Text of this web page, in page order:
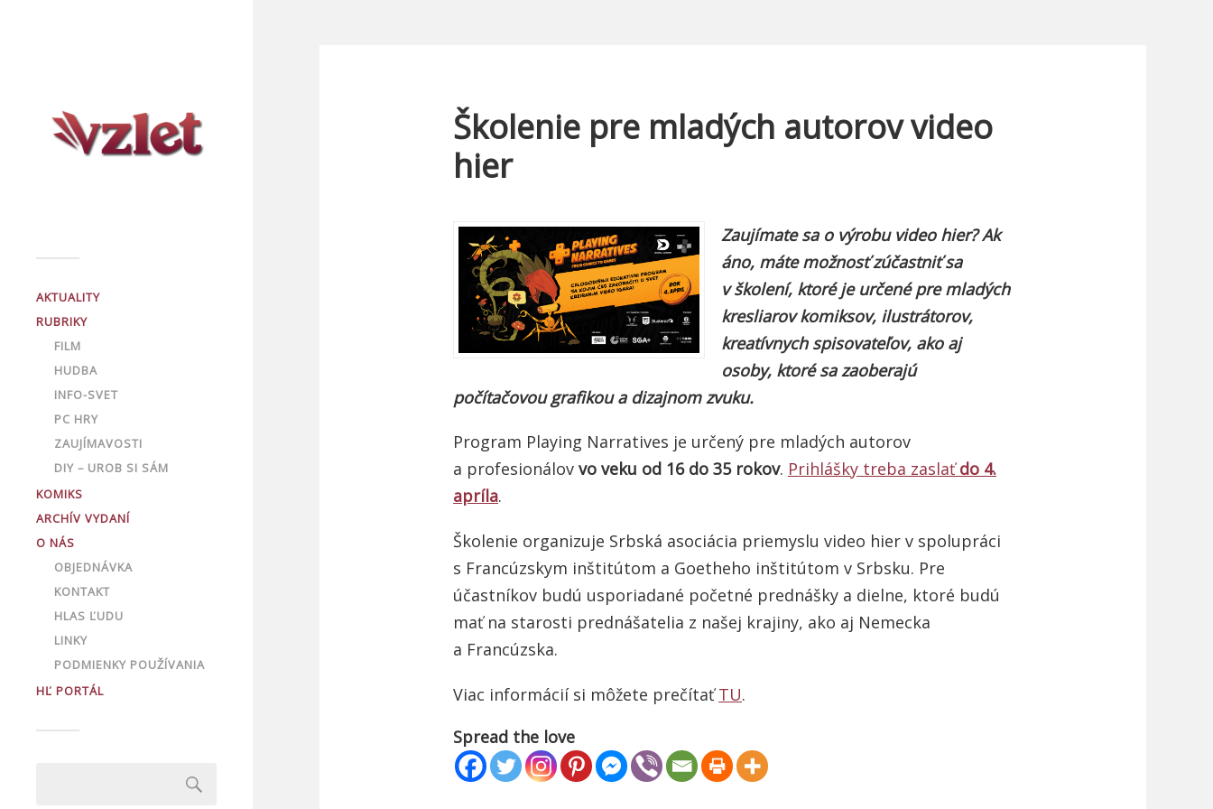
AKTUALITY
RUBRIKY
FILM
HUDBA
INFO-SVET
PC HRY
ZAUJÍMAVOSTI
DIY – UROB SI SÁM
KOMIKS
ARCHÍV VYDANÍ
O NÁS
OBJEDNÁVKA
KONTAKT
HLAS ĽUDU
LINKY
PODMIENKY POUŽÍVANIA
HĽ PORTÁL
Školenie pre mladých autorov video
hier
Zaujímate sa o výrobu video hier? Ak
áno, máte možnosť zúčastniť sa
v školení, ktoré je určené pre mladých
kresliarov komiksov, ilustrátorov,
kreatívnych spisovateľov, ako aj
osoby, ktoré sa zaoberajú
počítačovou grafikou a dizajnom zvuku.
Program Playing Narratives je určený pre mladých autorov
a profesionálov vo veku od 16 do 35 rokov. Prihlášky treba zaslaťdo 4.
apríla.
Školenie organizuje Srbská asociácia priemyslu video hier v spolupráci
s Francúzskym inštitútom a Goetheho inštitútom v Srbsku. Pre
účastníkov budú usporiadané početné prednášky a dielne, ktoré budú
mať na starosti prednášatelia z našej krajiny, ako aj Nemecka
a Francúzska.
Viac informácií si môžete prečítaťTU.
Spread the love